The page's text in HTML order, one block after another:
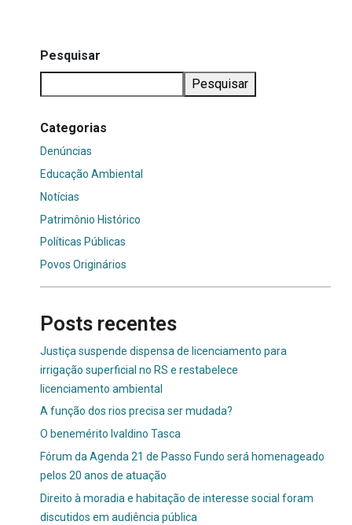
Pesquisar
Pesquisar
Categorias
Denúncias
Educação Ambiental
Notícias
Patrimônio Histórico
Políticas Públicas
Povos Originários
Posts recentes
Justiça suspende dispensa de licenciamento para
irrigação superficial no RS e restabelece
licenciamento ambiental
A função dos rios precisa ser mudada?
O benemérito Ivaldino Tasca
Fórum da Agenda 21 de Passo Fundo será homenageado
pelos 20 anos de atuação
Direito à moradia e habitação de interesse social foram
discutidos em audiência pública